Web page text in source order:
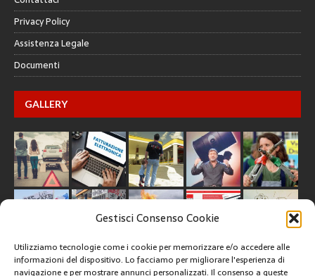
Gestisci Consenso Cookie
Utilizziamo tecnologie come i cookie per memorizzare e/o accedere alle
informazioni del dispositivo. Lo facciamo per migliorare l'esperienza di
navigazione e per mostrare annunci personalizzati. Il consenso a queste
Privacy Policy
Assistenza Legale
Documenti
GALLERY